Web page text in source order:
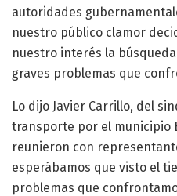
autoridades
nuestro público clamor
nuestro interés la
graves problemas que
Lo dijo Javier Carrillo, del
transporte por el municipio
reunieron con
esperábamos que visto el
problemas que